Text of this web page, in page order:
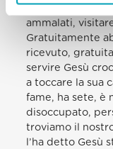
nudo, dare
ammalati,
Gratuitamente
ricevuto,
servire Gesù
a toccare la sua
fame, ha sete, è
disoccupato,
troviamo il
l’ha detto Gesù